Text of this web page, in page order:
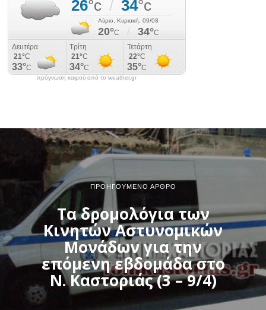
πρόγνωση καιρού από το weather.gr
ΠΡΟΗΓΟΎΜΕΝΟ ΆΡΘΡΟ
Τα δρομολόγια των
Κινητών Αστυνομικών
Μονάδων για την
επόμενη εβδομάδα στο
Ν. Καστοριάς (3 – 9/4)